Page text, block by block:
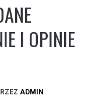
I OPINIE
ADMIN